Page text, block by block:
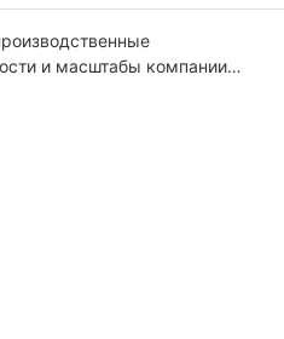
и масштабы компании